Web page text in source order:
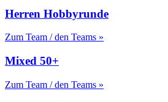
Herren Hobbyrunde
Zum Team / den Teams »
Mixed 50+
Zum Team / den Teams »